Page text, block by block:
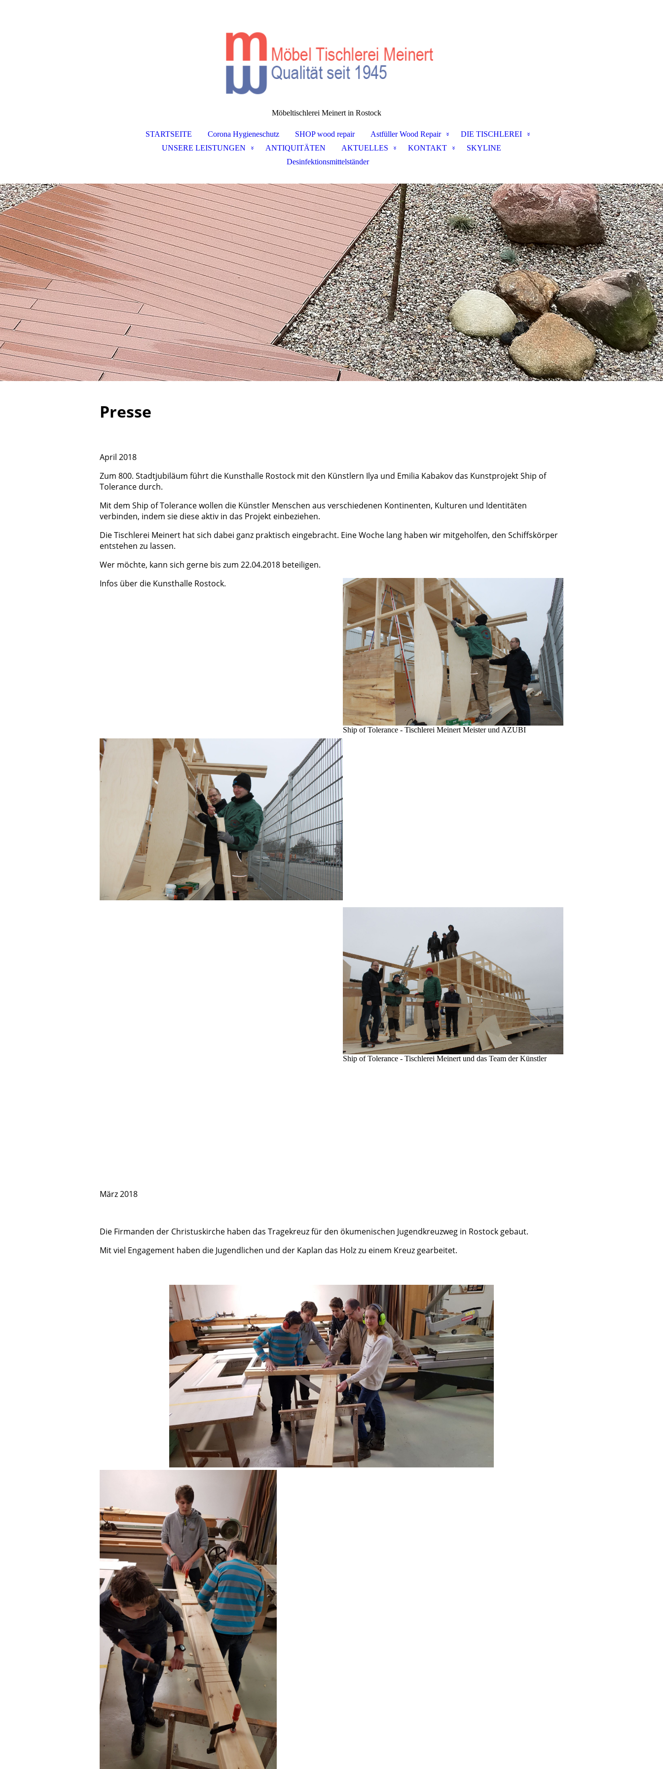
Möbeltischlerei Meinert in Rostock
STARTSEITE Corona Hygieneschutz SHOP wood repair Astfüller Wood Repair
DIE TISCHLEREI
UNSERE LEISTUNGEN
ANTIQUITÄTEN AKTUELLES KONTAKT
SKYLINE
Desinfektionsmittelständer
Presse
April 2018
Zum 800. Stadtjubiläum führt die Kunsthalle Rostock mit den Künstlern Ilya und Emilia Kabakov das Kunstprojekt Ship of
Tolerance durch.
Mit dem Ship of Tolerance wollen die Künstler Menschen aus verschiedenen Kontinenten, Kulturen und Identitäten
verbinden, indem sie diese aktiv in das Projekt einbeziehen.
Die Tischlerei Meinert hat sich dabei ganz praktisch eingebracht. Eine Woche lang haben wir mitgeholfen, den Schiffskörper
entstehen zu lassen.
Wer möchte, kann sich gerne bis zum 22.04.2018 beteiligen.
Ship of Tolerance - Tischlerei Meinert Meister und AZUBI
Infos über die Kunsthalle Rostock.
Ship of Tolerance - Tischlerei Meinert und das Team der Künstler
März 2018
Die Firmanden der Christuskirche haben das Tragekreuz für den ökumenischen Jugendkreuzweg in Rostock gebaut.
Mit viel Engagement haben die Jugendlichen und der Kaplan das Holz zu einem Kreuz gearbeitet.